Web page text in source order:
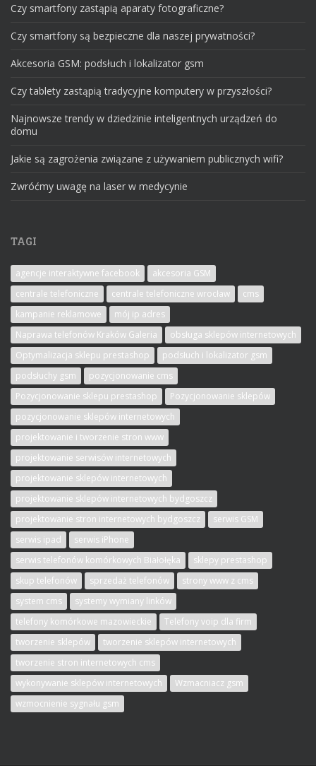
Czy smartfony zastąpią aparaty fotograficzne?
Czy smartfony są bezpieczne dla naszej prywatności?
Akcesoria GSM: podsłuch i lokalizator gsm
Czy tablety zastąpią tradycyjne komputery w przyszłości?
Najnowsze trendy w dziedzinie inteligentnych urządzeń do
domu
Jakie są zagrożenia związane z używaniem publicznych wifi?
Zwróćmy uwagę na laser w medycynie
TAGI
agencje interaktywne facebook
akcesoria GSM
centrale telefoniczne
centrale telefoniczne wrocław
cms
kampanie reklamowe
mój ip adres
Naprawa telefonów Kraków Galeria
obsługa sklepów internetowych
Optymalizacja sklepu prestashop
podsłuch i lokalizator gsm
podsłuchy gsm
pozycjonowanie cms
Pozycjonowanie sklepu prestashop
Pozycjonowanie sklepów
pozycjonowanie sklepów internetowych
projektowanie i tworzenie stron www
projektowanie serwisów internetowych
projektowanie sklepów internetowych
projektowanie sklepów internetowych bydgoszcz
projektowanie stron internetowych bydgoszcz
serwis GSM
serwis ipad
serwis iPhone
serwis telefonów komórkowych Białołęka
sklepy prestashop
skup telefonów
sprzedaż telefonów
strony www z cms
system cms
systemy wymiany linków
telefony komórkowe mazowieckie
Telefony voip dla firm
tworzenie sklepów
tworzenie sklepów internetowych
tworzenie stron internetowych cms
wykonywanie sklepów internetowych
Wzmacniacz gsm
wzmocnienie sygnału gsm